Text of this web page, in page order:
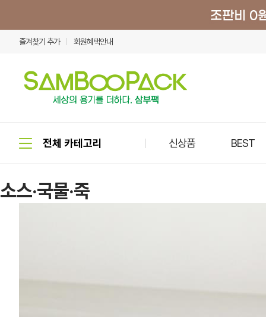
즐겨찾기 추가 회원혜택안내
신상품 BEST
소스·국물·죽